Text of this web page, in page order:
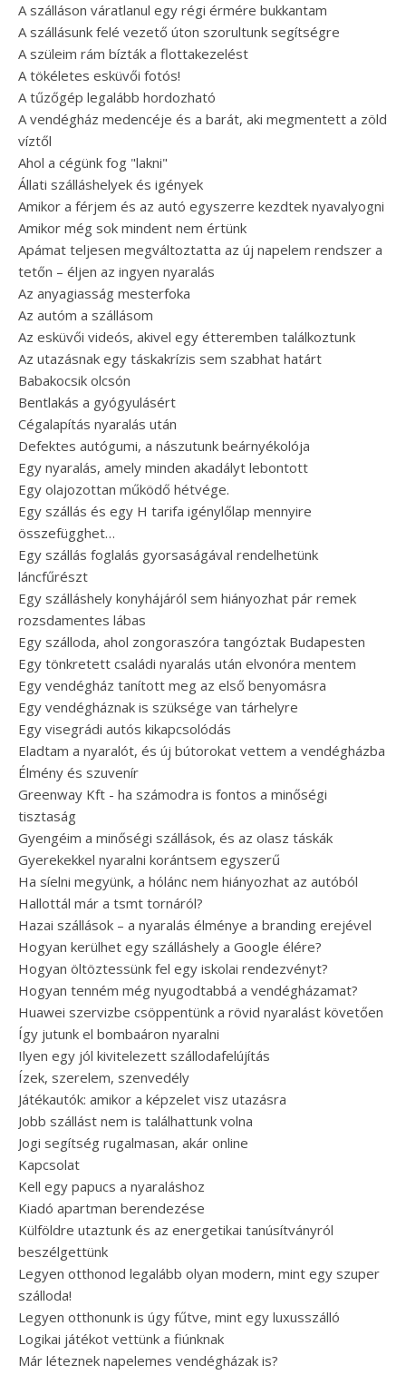
A szálláson váratlanul egy régi érmére bukkantam
A szállásunk felé vezető úton szorultunk segítségre
A szüleim rám bízták a flottakezelést
A tökéletes esküvői fotós!
A tűzőgép legalább hordozható
A vendégház medencéje és a barát, aki megmentett a zöld
víztől
Ahol a cégünk fog "lakni"
Állati szálláshelyek és igények
Amikor a férjem és az autó egyszerre kezdtek nyavalyogni
Amikor még sok mindent nem értünk
Apámat teljesen megváltoztatta az új napelem rendszer a
tetőn – éljen az ingyen nyaralás
Az anyagiasság mesterfoka
Az autóm a szállásom
Az esküvői videós, akivel egy étteremben találkoztunk
Az utazásnak egy táskakrízis sem szabhat határt
Babakocsik olcsón
Bentlakás a gyógyulásért
Cégalapítás nyaralás után
Defektes autógumi, a nászutunk beárnyékolója
Egy nyaralás, amely minden akadályt lebontott
Egy olajozottan működő hétvége.
Egy szállás és egy H tarifa igénylőlap mennyire
összefügghet…
Egy szállás foglalás gyorsaságával rendelhetünk
láncfűrészt
Egy szálláshely konyhájáról sem hiányozhat pár remek
rozsdamentes lábas
Egy szálloda, ahol zongoraszóra tangóztak Budapesten
Egy tönkretett családi nyaralás után elvonóra mentem
Egy vendégház tanított meg az első benyomásra
Egy vendégháznak is szüksége van tárhelyre
Egy visegrádi autós kikapcsolódás
Eladtam a nyaralót, és új bútorokat vettem a vendégházba
Élmény és szuvenír
Greenway Kft - ha számodra is fontos a minőségi
tisztaság
Gyengéim a minőségi szállások, és az olasz táskák
Gyerekekkel nyaralni korántsem egyszerű
Ha síelni megyünk, a hólánc nem hiányozhat az autóból
Hallottál már a tsmt tornáról?
Hazai szállások – a nyaralás élménye a branding erejével
Hogyan kerülhet egy szálláshely a Google élére?
Hogyan öltöztessünk fel egy iskolai rendezvényt?
Hogyan tenném még nyugodtabbá a vendégházamat?
Huawei szervizbe csöppentünk a rövid nyaralást követően
Így jutunk el bombaáron nyaralni
Ilyen egy jól kivitelezett szállodafelújítás
Ízek, szerelem, szenvedély
Játékautók: amikor a képzelet visz utazásra
Jobb szállást nem is találhattunk volna
Jogi segítség rugalmasan, akár online
Kapcsolat
Kell egy papucs a nyaraláshoz
Kiadó apartman berendezése
Külföldre utaztunk és az energetikai tanúsítványról
beszélgettünk
Legyen otthonod legalább olyan modern, mint egy szuper
szálloda!
Legyen otthonunk is úgy fűtve, mint egy luxusszálló
Logikai játékot vettünk a fiúnknak
Már léteznek napelemes vendégházak is?